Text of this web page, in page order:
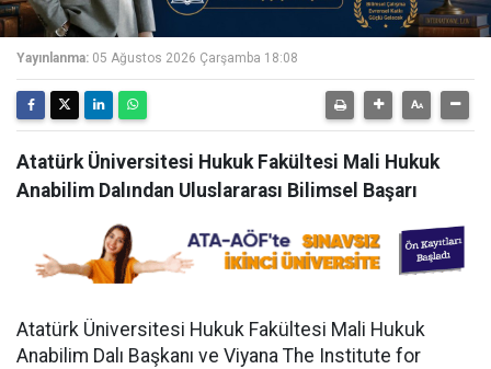
Yayınlanma: 05 Ağustos 2026 Çarşamba 18:08
Atatürk Üniversitesi Hukuk Fakültesi Mali Hukuk
Anabilim Dalından Uluslararası Bilimsel Başarı
Atatürk Üniversitesi Hukuk Fakültesi Mali Hukuk
Anabilim Dalı Başkanı ve Viyana The Institute for